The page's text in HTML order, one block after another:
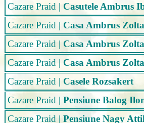
Cazare Praid | Casutele Ambrus
Cazare Praid | Casa Ambrus
Cazare Praid | Casa Ambrus
Cazare Praid | Casa Ambrus
Cazare Praid | Casele Rozsakert
Cazare Praid | Pensiune Balog
Cazare Praid | Pensiune Nagy